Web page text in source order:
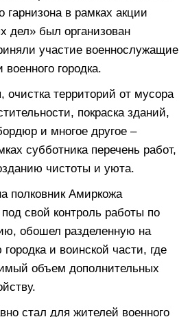
гарнизона в рамках акции
дел» был организован
участие военнослужащие
городка.
очистка территорий от мусора
покраска зданий,
и многое другое –
субботника перечень работ,
чистоты и уюта.
полковник Амиркожа
свой контроль работы по
обошел разделенную на
и воинской части, где
объем дополнительных
стал для жителей военного